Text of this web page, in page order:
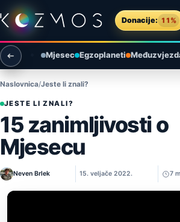
Preskoči na sadržaj
Donacije: 11%
Otvori izbornik
Otvori pretragu
Mjesec Egzoplaneti
Naslovnica Jeste li znali?
JESTE LI ZNALI?
15 zanimljivosti o
Mjesecu
Neven Brlek 15. veljače 2022. 7